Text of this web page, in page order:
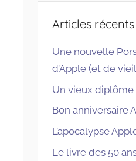
Articles récents
Une nouvelle
d’Apple (et de
Un vieux diplôme
Bon anniversaire
L’apocalypse
Le livre des 50